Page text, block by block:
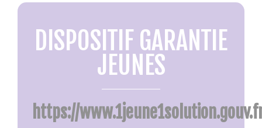
DISPOSITIF GARANTIE
JEUNES
https://